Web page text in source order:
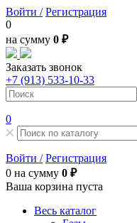
Войти / Регистрация
0
на сумму 0 ₽
Заказать звонок
+7 (913) 533-10-33
0
Войти / Регистрация
0 на сумму 0 ₽
Ваша корзина пуста
Весь каталог